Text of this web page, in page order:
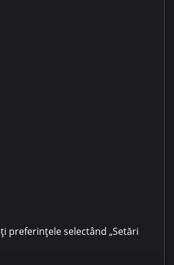
preferințele selectând „Setări